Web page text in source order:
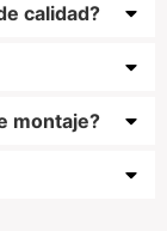
calidad?
montaje?